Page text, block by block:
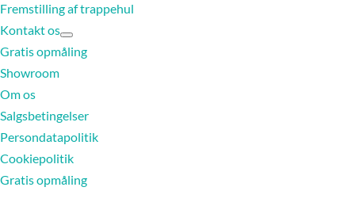
Fremstilling af trappehul
Kontakt os
Gratis opmåling
Showroom
Om os
Salgsbetingelser
Persondatapolitik
Cookiepolitik
Gratis opmåling